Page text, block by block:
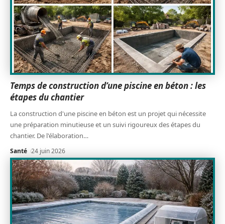
Temps de construction d’une piscine en béton : les
étapes du chantier
La construction d'une piscine en béton est un projet qui nécessite
une préparation minutieuse et un suivi rigoureux des étapes du
chantier. De l'élaboration…
Santé 24 juin 2026